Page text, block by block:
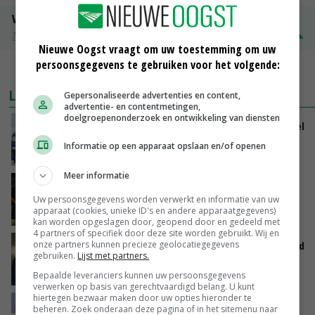
Volle melkpoeder
Zuivel NL
MEER MARKTPRIJZEN
LAATSTE NIEUWS
ForFarmers groeit verder en ziet marktaandeel
toenemen
VANDAAG, 07:43
voorbeeld kan dienen voor sector’
VANDAAG, 06:21
Jan Vernooij stopt bij Vee&Logistiek Nederland
VANDAAG, 06:00
China scherpt importeisen voor pootgoed aan
Nieuwe Oogst vraagt om uw toestemming om uw
persoonsgegevens te gebruiken voor het volgende:
Gepersonaliseerde advertenties en content,
advertentie- en contentmetingen,
doelgroepenonderzoek en ontwikkeling van diensten
Informatie op een apparaat opslaan en/of openen
Meer informatie
Uw persoonsgegevens worden verwerkt en informatie van uw
apparaat (cookies, unieke ID's en andere apparaatgegevens)
kan worden opgeslagen door, geopend door en gedeeld met
4 partners of specifiek door deze site worden gebruikt. Wij en
onze partners kunnen precieze geolocatiegegevens
gebruiken. Lijst met partners.
Bepaalde leveranciers kunnen uw persoonsgegevens
verwerken op basis van gerechtvaardigd belang. U kunt
hiertegen bezwaar maken door uw opties hieronder te
beheren. Zoek onderaan deze pagina of in het sitemenu naar